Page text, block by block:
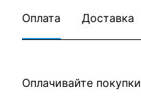
Оплата Доставка
Оплачивайте